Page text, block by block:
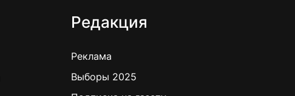
Редакция
Реклама
Выборы 2025